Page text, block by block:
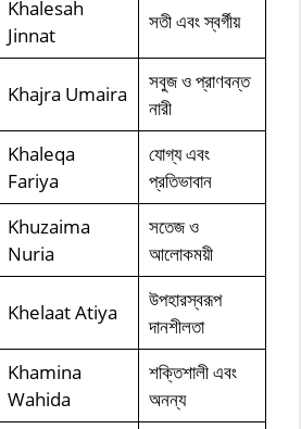
Khalesah
Jinnat
সতী এবং স্বর্গীয়
Khajra Umaira
সবুজ ও প্রাণবন্ত
নারী
Khaleqa
Fariya
যোগ্য এবং
প্রতিভাবান
Khuzaima
Nuria
সতেজ ও
আলোকময়ী
Khelaat Atiya
উপহারস্বরূপ
দানশীলতা
Khamina
Wahida
শক্তিশালী এবং
অনন্য